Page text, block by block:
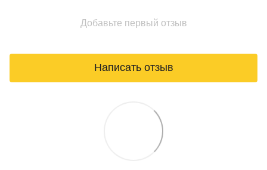
Добавьте первый отзыв
Написать отзыв